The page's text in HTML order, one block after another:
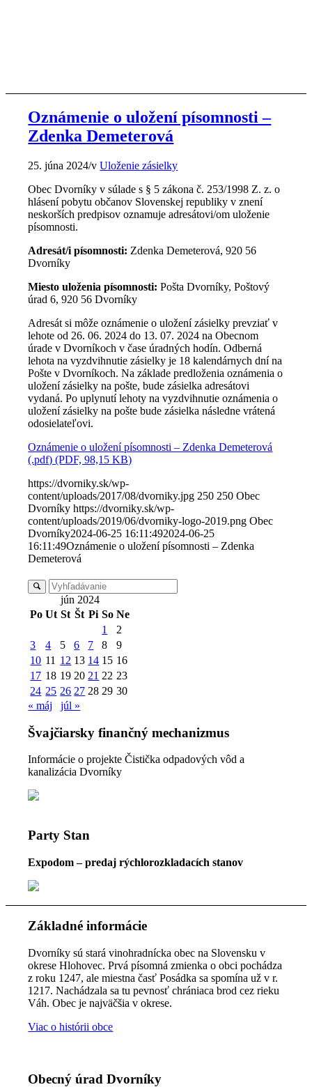
Oznámenie o uložení písomnosti –
Zdenka Demeterová
25. júna 2024/vUloženie zásielky
Obec Dvorníky v súlade s § 5 zákona č. 253/1998 Z. z. o
hlásení pobytu občanov Slovenskej republiky v znení
neskorších predpisov oznamuje adresátovi/om uloženie
písomnosti.
Adresát/i písomnosti: Zdenka Demeterová, 920 56
Dvorníky
Miesto uloženia písomnosti: Pošta Dvorníky, Poštový
úrad 6, 920 56 Dvorníky
Adresát si môže oznámenie o uložení zásielky prevziať v
lehote od 26. 06. 2024 do 13. 07. 2024 na Obecnom
úrade v Dvorníkoch v čase úradných hodín. Odberná
lehota na vyzdvihnutie zásielky je 18 kalendárnych dní na
Pošte v Dvorníkoch. Na základe predloženia oznámenia o
uložení zásielky na pošte, bude zásielka adresátovi
vydaná. Po uplynutí lehoty na vyzdvihnutie oznámenia o
uložení zásielky na pošte bude zásielka následne vrátená
odosielateľovi.
Oznámenie o uložení písomnosti – Zdenka Demeterová
(.pdf) (PDF, 98,15 KB)
https://dvorniky.sk/wp-
content/uploads/2017/08/dvorniky.jpg 250 250 Obec
Dvorníky https://dvorniky.sk/wp-
content/uploads/2019/06/dvorniky-logo-2019.png Obec
Dvorníky2024-06-25 16:11:492024-06-25
16:11:49Oznámenie o uložení písomnosti – Zdenka
Demeterová
jún 2024
Po Ut St Št Pi So Ne
1
2
3
4 5 6 7 8
9
10 11 12 13 14 15 16
17 18 19 20 21 22 23
24 25 26 27 28 29 30
« máj
júl »
Švajčiarsky finančný mechanizmus
Informácie o projekte Čistička odpadových vôd a
kanalizácia Dvorníky
Party Stan
Expodom – predaj rýchlorozkladacích stanov
Základné informácie
Dvorníky sú stará vinohradnícka obec na Slovensku v
okrese Hlohovec. Prvá písomná zmienka o obci pochádza
z roku 1247, ale miestna časť Posádka sa spomína už v r.
1217. Nachádzala sa tu pevnosť chrániaca brod cez rieku
Váh. Obec je najväčšia v okrese.
Viac o histórii obce
Obecný úrad Dvorníky